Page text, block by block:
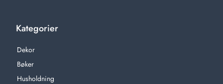
Kategorier
Dekor
Bøker
Husholdning